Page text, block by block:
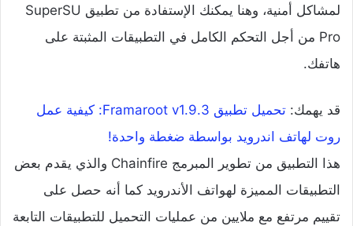
لمشاكل أمنية، وهنا يمكنك الإستفادة من تطبيق SuperSU
Pro من أجل التحكم الكامل في التطبيقات المثبتة على
هاتفك.
قد يهمك:
تحميل تطبيق Framaroot v1.9.3: كيفية عمل
روت لهاتف اندرويد بواسطة ضغطة واحدة!
هذا التطبيق من تطوير المبرمج Chainfire والذي يقدم بعض
التطبيقات المميزة لهواتف الأندرويد كما أنه حصل على
تقييم مرتفع مع ملايين من عمليات التحميل للتطبيقات التابعة